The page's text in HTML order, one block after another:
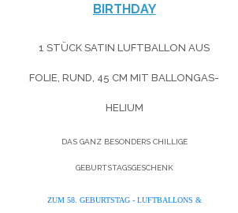
BIRTHDAY
1 STÜCK SATIN LUFTBALLON AUS
FOLIE, RUND, 45 CM MIT BALLONGAS-
HELIUM
DAS GANZ BESONDERS CHILLIGE
GEBURTSTAGSGESCHENK
ZUM 58. GEBURTSTAG - LUFTBALLONS &